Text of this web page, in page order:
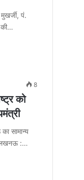
पं.
की…
8
को
सामान्य
लखनऊ :…